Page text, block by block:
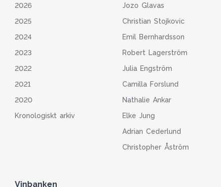
2026
2025
2024
2023
2022
2021
2020
Kronologiskt arkiv
Jozo Glavas
Christian Stojkovic
Emil Bernhardsson
Robert Lagerström
Julia Engström
Camilla Forslund
Nathalie Ankar
Elke Jung
Adrian Cederlund
Christopher Åström
Vinbanken